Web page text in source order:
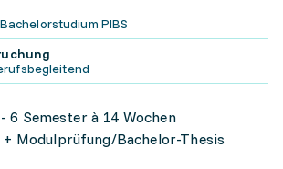
PIBS
6 Semester à 14 Wochen
Modulprüfung/Bachelor-Thesis